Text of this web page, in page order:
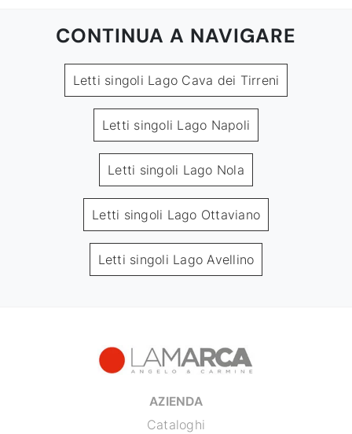
CONTINUA A NAVIGARE
Letti singoli Lago Cava dei Tirreni
Letti singoli Lago Napoli
Letti singoli Lago Nola
Letti singoli Lago Ottaviano
Letti singoli Lago Avellino
AZIENDA
Cataloghi